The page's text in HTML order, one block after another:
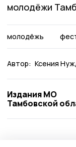
молодёжи
молодёжь
Автор: Ксения
Издания МО
Тамбовской